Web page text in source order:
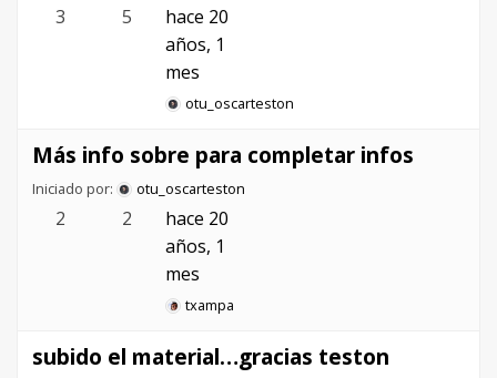
3 5
hace 20
años, 1
mes
otu_oscarteston
Más info sobre para completar infos
Iniciado por: otu_oscarteston
2 2
hace 20
años, 1
mes
txampa
subido el material…gracias teston